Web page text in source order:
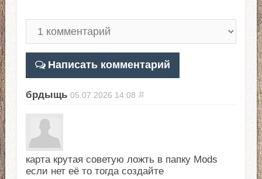
Написать комментарий
брдыщь 05.07.2026 14:08 #
карта крутая советую ложть в папку Mods
если нет её то тогда создайте